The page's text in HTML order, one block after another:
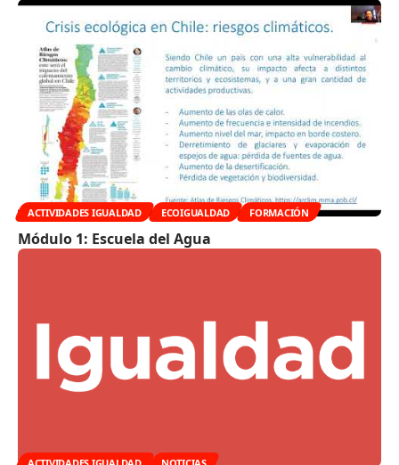
ACTIVIDADES IGUALDAD ECOIGUALDAD FORMACIÓN
Módulo 1: Escuela del Agua